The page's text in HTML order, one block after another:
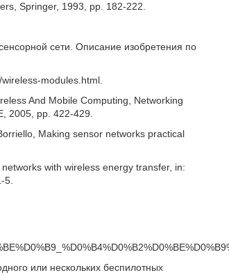
Springer, 1993, pp. 182-222.
сети. Описание изобретения по
modules.html.
And Mobile Computing, Networking
2005, pp. 422-429.
Making sensor networks practical
with wireless energy transfer, in:
5.
или нескольких беспилотных